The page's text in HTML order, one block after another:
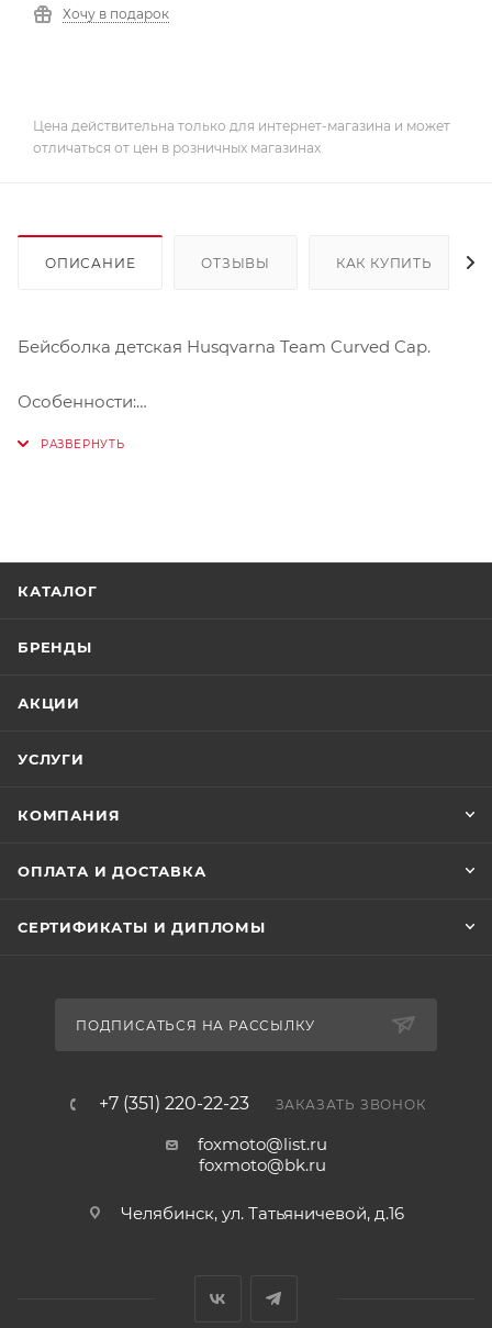
Хочу в подарок
Цена действительна только для интернет-магазина и может
отличаться от цен в розничных магазинах
ОПИСАНИЕ ОТЗЫВЫ КАК КУПИТЬ
Бейсболка детская Husqvarna Team Curved Cap.
Особенности:
КАТАЛОГ
БРЕНДЫ
АКЦИИ
УСЛУГИ
КОМПАНИЯ
ОПЛАТА И ДОСТАВКА
СЕРТИФИКАТЫ И ДИПЛОМЫ
ПОДПИСАТЬСЯ НА РАССЫЛКУ
+7 (351) 220-22-23 ЗАКАЗАТЬ ЗВОНОК
foxmoto@list.ru
foxmoto@bk.ru
Челябинск, ул. Татьяничевой, д.16